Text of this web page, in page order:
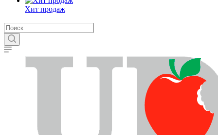
Хит продаж